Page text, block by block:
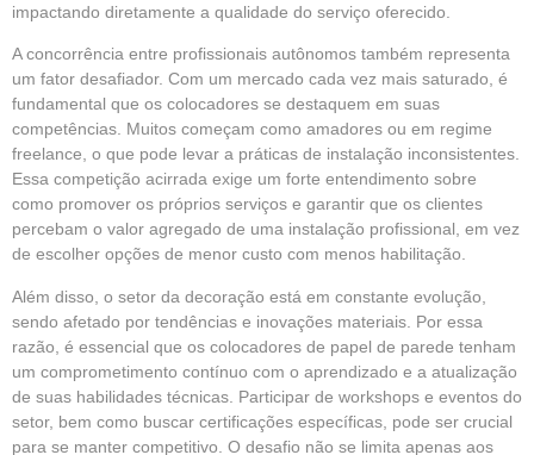
impactando diretamente a qualidade do serviço oferecido.
A concorrência entre profissionais autônomos também representa
um fator desafiador. Com um mercado cada vez mais saturado, é
fundamental que os colocadores se destaquem em suas
competências. Muitos começam como amadores ou em regime
freelance, o que pode levar a práticas de instalação inconsistentes.
Essa competição acirrada exige um forte entendimento sobre
como promover os próprios serviços e garantir que os clientes
percebam o valor agregado de uma instalação profissional, em vez
de escolher opções de menor custo com menos habilitação.
Além disso, o setor da decoração está em constante evolução,
sendo afetado por tendências e inovações materiais. Por essa
razão, é essencial que os colocadores de papel de parede tenham
um comprometimento contínuo com o aprendizado e a atualização
de suas habilidades técnicas. Participar de workshops e eventos do
setor, bem como buscar certificações específicas, pode ser crucial
para se manter competitivo. O desafio não se limita apenas aos